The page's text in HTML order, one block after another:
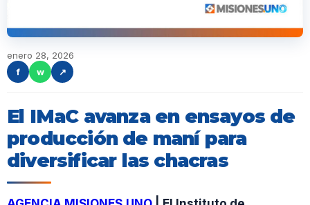
enero 28, 2026
f
w ↗
El IMaC avanza en ensayos de
producción de maní para
diversificar las chacras